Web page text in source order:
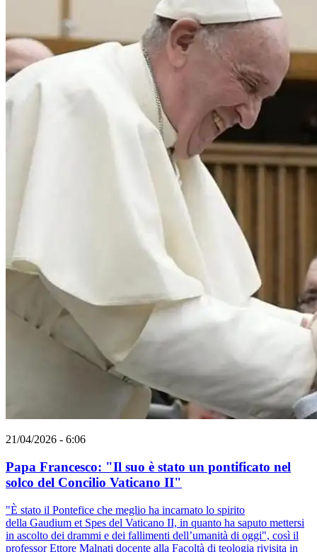
21/04/2026 - 6:06
Papa Francesco: "Il suo è stato un pontificato nel
solco del Concilio Vaticano II"
"È stato il Pontefice che meglio ha incarnato lo spirito
della Gaudium et Spes del Vaticano II, in quanto ha saputo mettersi
in ascolto dei drammi e dei fallimenti dell’umanità di oggi", così il
professor Ettore Malnati docente alla Facoltà di teologia rivisita in